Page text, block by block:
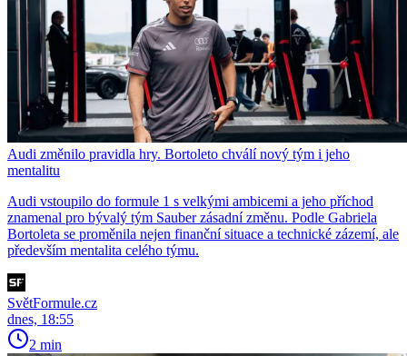
Audi změnilo pravidla hry. Bortoleto chválí nový tým i jeho
mentalitu
Audi vstoupilo do formule 1 s velkými ambicemi a jeho příchod
znamenal pro bývalý tým Sauber zásadní změnu. Podle Gabriela
Bortoleta se proměnila nejen finanční situace a technické zázemí, ale
především mentalita celého týmu.
SvětFormule.cz
dnes, 18:55
2 min